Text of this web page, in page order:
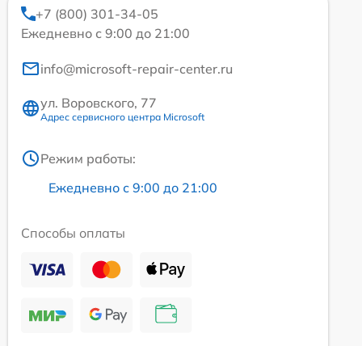
+7 (800) 301-34-05
Ежедневно с 9:00 до 21:00
info@microsoft-repair-center.ru
ул. Воровского, 77
Адрес сервисного центра Microsoft
Режим работы:
Ежедневно с 9:00 до 21:00
Способы оплаты